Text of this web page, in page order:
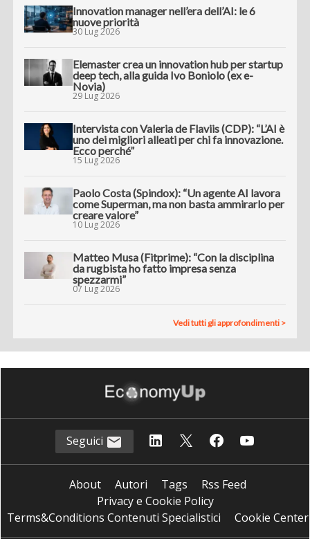
Innovation manager nell’era dell’AI: le 6
nuove priorità
30 Lug 2026
Elemaster crea un innovation hub per startup
deep tech, alla guida Ivo Boniolo (ex e-
Novia)
29 Lug 2026
Intervista con Valeria de Flaviis (CDP): “L’AI è
uno dei migliori alleati per chi fa innovazione.
Ecco perché”
15 Lug 2026
Paolo Costa (Spindox): “Un agente AI lavora
come Superman, ma non basta ammirarlo per
creare valore”
10 Lug 2026
Matteo Musa (Fitprime): “Con la disciplina
da rugbista ho fatto impresa senza
spezzarmi”
07 Lug 2026
Vedi tutti gli approfondimenti >
Seguici
About Autori Tags
Rss Feed
Privacy e Cookie Policy
Terms&Conditions Contenuti Specialistici
Cookie Center